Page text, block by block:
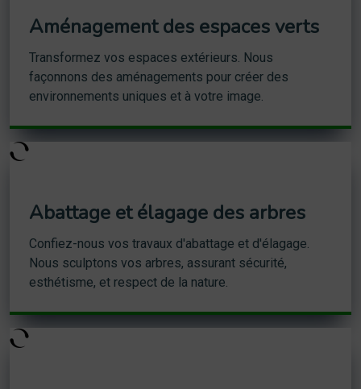
Aménagement des espaces verts
Transformez vos espaces extérieurs. Nous
façonnons des aménagements pour créer des
environnements uniques et à votre image.
Abattage et élagage des arbres
Confiez-nous vos travaux d'abattage et d'élagage.
Nous sculptons vos arbres, assurant sécurité,
esthétisme, et respect de la nature.